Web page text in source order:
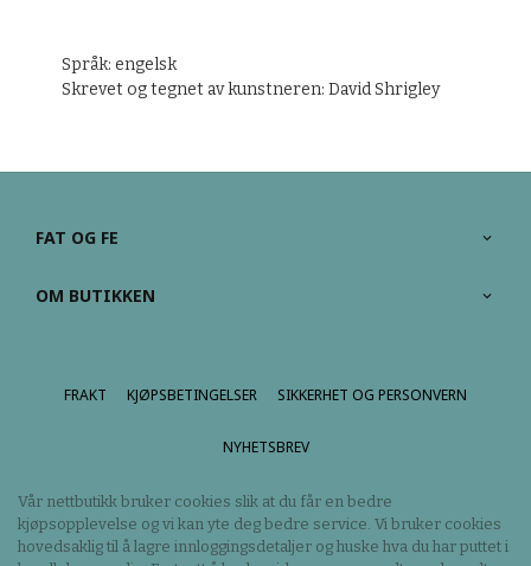
Språk: engelsk
Skrevet og tegnet av kunstneren:David Shrigley
FAT OG FE
OM BUTIKKEN
FRAKT KJØPSBETINGELSER SIKKERHET OG PERSONVERN
NYHETSBREV
Vår nettbutikk bruker cookies slik at du får en bedre
kjøpsopplevelse og vi kan yte deg bedre service. Vi bruker cookies
hovedsaklig til å lagre innloggingsdetaljer og huske hva du har puttet i